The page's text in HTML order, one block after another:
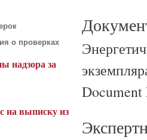
о проверках
надзора за
на выписку из
Document